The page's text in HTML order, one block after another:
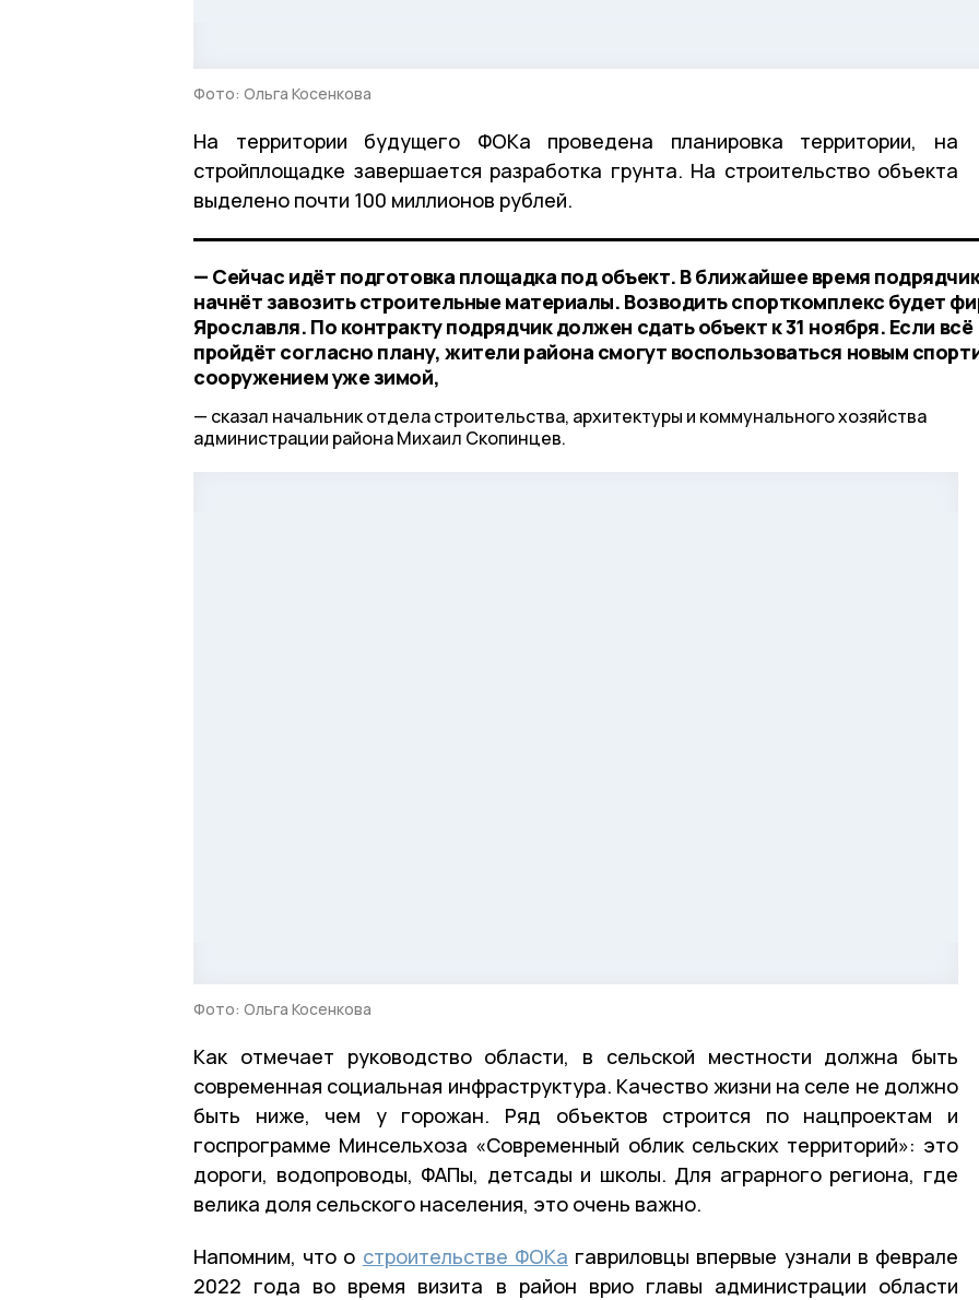
Фото: Ольга Косенкова
На территории будущего ФОКа проведена планировка территории, на
стройплощадке завершается разработка грунта. На строительство объекта
выделено почти 100 миллионов рублей.
— Сейчас идёт подготовка площадка под объект. В ближайшее время
начнёт завозить строительные материалы. Возводить спорткомплекс будет
Ярославля. По контракту подрядчик должен сдать объект к 31 ноября. Если всё
пройдёт согласно плану, жители района смогут воспользоваться новым
сооружением уже зимой,
сказал начальник отдела строительства, архитектуры и коммунального хозяйства
администрации района Михаил Скопинцев.
Фото: Ольга Косенкова
Как отмечает руководство области, в сельской местности должна быть
современная социальная инфраструктура. Качество жизни на селе не должно
быть ниже, чем у горожан. Ряд объектов строится по нацпроектам и
госпрограмме Минсельхоза «Современный облик сельских территорий»: это
дороги, водопроводы, ФАПы, детсады и школы. Для аграрного региона, где
велика доля сельского населения, это очень важно.
Напомним, что о строительстве ФОКа гавриловцы впервые узнали в феврале
2022 года во время визита в район врио главы администрации области